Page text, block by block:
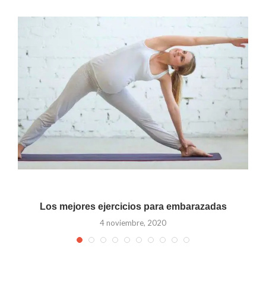
Los mejores ejercicios para embarazadas
4 noviembre, 2020